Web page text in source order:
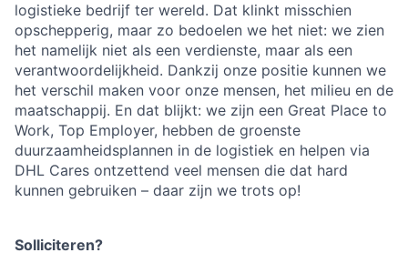
logistieke bedrijf ter wereld. Dat klinkt misschien
opschepperig, maar zo bedoelen we het niet: we zien
het namelijk niet als een verdienste, maar als een
verantwoordelijkheid. Dankzij onze positie kunnen we
het verschil maken voor onze mensen, het milieu en de
maatschappij. En dat blijkt: we zijn een Great Place to
Work, Top Employer, hebben de groenste
duurzaamheidsplannen in de logistiek en helpen via
DHL Cares ontzettend veel mensen die dat hard
kunnen gebruiken – daar zijn we trots op!
Solliciteren?